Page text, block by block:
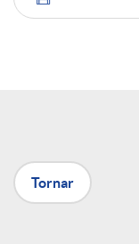
u
C
pTornar